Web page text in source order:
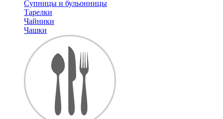
Супницы и бульонницы
Тарелки
Чайники
Чашки